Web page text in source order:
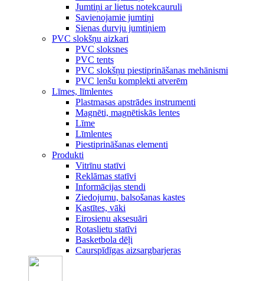
Jumtiņi ar lietus notekcauruli
Savienojamie jumtiņi
Sienas durvju jumtiņiem
PVC slokšņu aizkari
PVC sloksnes
PVC tents
PVC slokšņu piestiprināšanas mehānismi
PVC lenšu komplekti atverēm
Līmes, līmlentes
Plastmasas apstrādes instrumenti
Magnēti, magnētiskās lentes
Līme
Līmlentes
Piestiprināšanas elementi
Produkti
Vitrīnu statīvi
Reklāmas statīvi
Informācijas stendi
Ziedojumu, balsošanas kastes
Kastītes, vāki
Eirosienu aksesuāri
Rotaslietu statīvi
Basketbola dēļi
Caurspīdīgas aizsargbarjeras